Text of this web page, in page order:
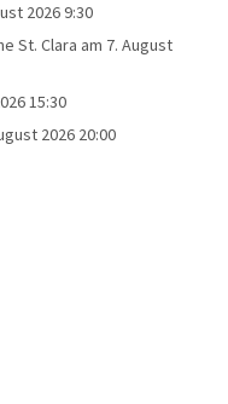
2026 9:30
St. Clara am 7. August
15:30
2026 20:00